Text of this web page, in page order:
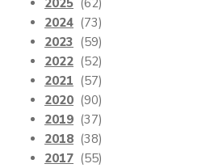
2025 (62)
2024 (73)
2023 (59)
2022 (52)
2021 (57)
2020 (90)
2019 (37)
2018 (38)
2017 (55)